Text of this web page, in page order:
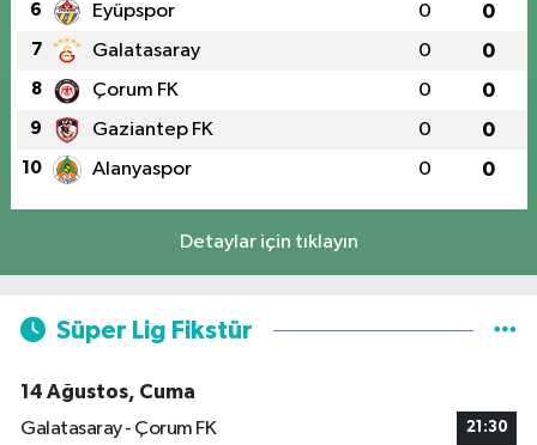
6 Eyüpspor 0 0
7 Galatasaray 0 0
8 Çorum FK 0 0
9 Gaziantep FK 0 0
10 Alanyaspor 0 0
Detaylar için tıklayın
Süper Lig Fikstür
14 Ağustos, Cuma
Galatasaray - Çorum FK
21:30